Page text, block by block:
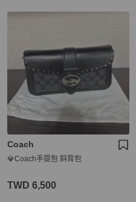
Coach
💎Coach手提包 斜背包
TWD 6,500